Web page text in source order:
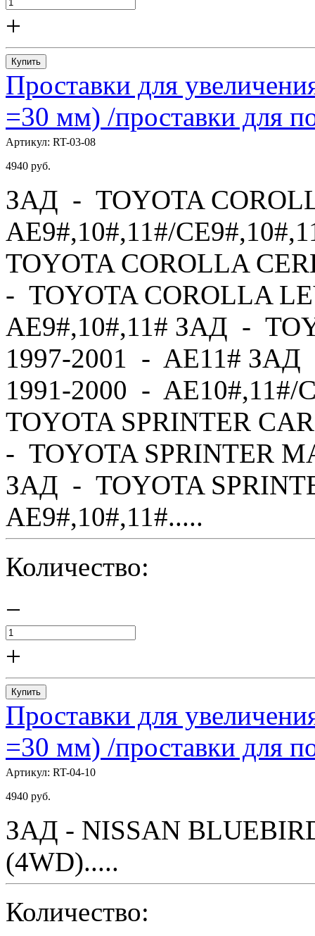
+
Купить
Проставки для
=30 мм) /проставки для
Артикул: RT-03-08
4940 руб.
ЗАД - TOYOTA
AE9#,10#,11#/
TOYOTA COROLLA
- TOYOTA COROLLA
AE9#,10#,11# ЗАД -
1997-2001 - AE11#
1991-2000 - AE10#,11#/
TOYOTA SPRINTER
- TOYOTA SPRINTER
ЗАД - TOYOTA
AE9#,10#,11#.....
Количество:
−
+
Купить
Проставки для
=30 мм) /проставки для
Артикул: RT-04-10
4940 руб.
ЗАД - NISSAN
(4WD).....
Количество: